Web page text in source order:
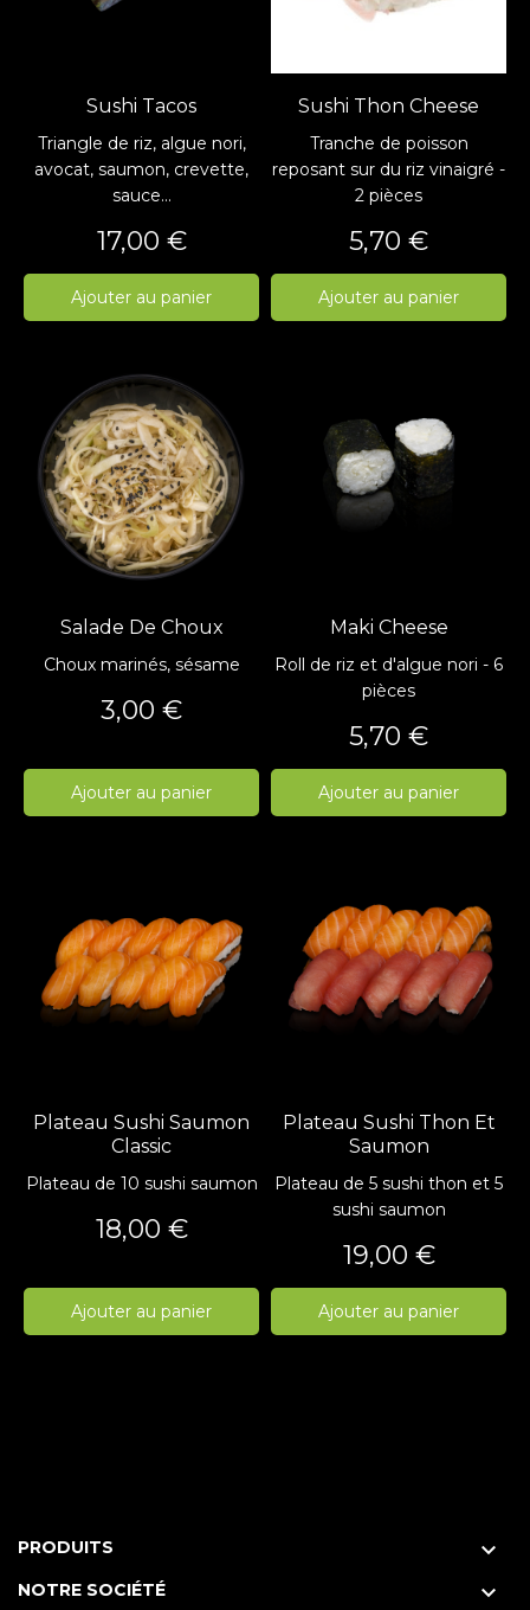
Sushi Tacos
Triangle de riz, algue nori,
avocat, saumon, crevette,
sauce...
Prix
17,00 €
Ajouter au panier
Sushi Thon Cheese
Tranche de poisson
reposant sur du riz vinaigré -
2 pièces
Prix
5,70 €
Ajouter au panier
Salade De Choux
Choux marinés, sésame
Prix
3,00 €
Ajouter au panier
Maki Cheese
Roll de riz et d'algue nori - 6
pièces
Prix
5,70 €
Ajouter au panier
Plateau Sushi Saumon
Classic
Plateau de 10 sushi saumon
Prix
18,00 €
Ajouter au panier
Plateau Sushi Thon Et
Saumon
Plateau de 5 sushi thon et 5
sushi saumon
Prix
19,00 €
Ajouter au panier
PRODUITS 
NOTRE SOCIÉTÉ 